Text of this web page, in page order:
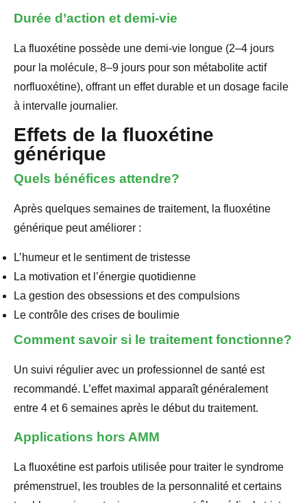
Durée d’action et demi-vie
La fluoxétine possède une demi-vie longue (2–4 jours
pour la molécule, 8–9 jours pour son métabolite actif
norfluoxétine), offrant un effet durable et un dosage facile
à intervalle journalier.
Effets de la fluoxétine
générique
Quels bénéfices attendre?
Après quelques semaines de traitement, la fluoxétine
générique peut améliorer :
L’humeur et le sentiment de tristesse
La motivation et l’énergie quotidienne
La gestion des obsessions et des compulsions
Le contrôle des crises de boulimie
Comment savoir si le traitement fonctionne?
Un suivi régulier avec un professionnel de santé est
recommandé. L’effet maximal apparaît généralement
entre 4 et 6 semaines après le début du traitement.
Applications hors AMM
La fluoxétine est parfois utilisée pour traiter le syndrome
prémenstruel, les troubles de la personnalité et certains